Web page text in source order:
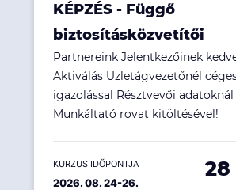
KÉPZÉS - Függő
biztosításközvetítői
Partnereink Jelentkezőinek
Aktiválás Üzletágvezetőnél
igazolással Résztvevői adatoknál
Munkáltató rovat kitöltésével!
KURZUS IDŐPONTJA
2026. 08. 24-26.
28